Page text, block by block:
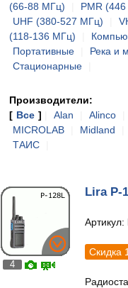
(66-88 МГц)
PMR
UHF (380-527 МГц)
(118-136 МГц)
Портативные
Река и
Стационарные
Производители:
[ Все ] Alan Alinco
MICROLAB
Midland
ТАИС
4
Lira P-
Артикул:
Скидка